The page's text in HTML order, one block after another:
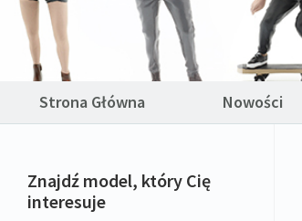
Strona Główna Nowości
Znajdź model, który Cię
interesuje